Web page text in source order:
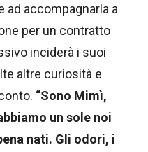
ad accompagnarla a
per un contratto
inciderà i suoi
altre curiosità e
“Sono Mimì,
un sole noi
nati. Gli odori, i